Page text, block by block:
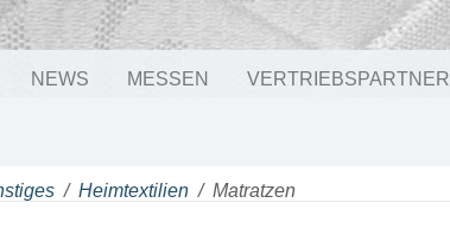
NEWS MESSEN VERTRIEBSPARTNER
Heimtextilien Matratzen